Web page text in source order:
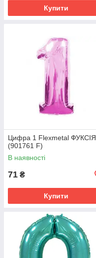
Купити
Цифра 1 Flexmetal ФУКСІЯ
(901761 F)
В наявності
71 ₴
Купити